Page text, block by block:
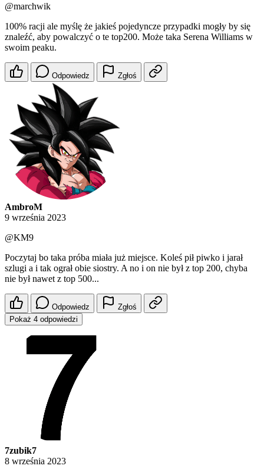
@marchwik
100% racji ale myślę że jakieś pojedyncze przypadki mogły by się
znaleźć, aby powalczyć o te top200. Może taka Serena Williams w
swoim peaku.
Odpowiedz Zgłoś
AmbroM
9 września 2023
@KM9
Poczytaj bo taka próba miała już miejsce. Koleś pił piwko i jarał
szlugi a i tak ograł obie siostry. A no i on nie był z top 200, chyba
nie był nawet z top 500...
Odpowiedz
Zgłoś
Pokaż 4 odpowiedzi
7zubik7
8 września 2023